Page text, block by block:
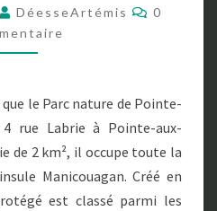
N
A
T
D
E
P
O
DéesseArtémis
C
O
A
R
S
0
le Parc nature de Pointe-
rue Labrie à Pointe-aux-
de 2 km², il occupe toute la
Manicouagan. Créé en
est classé parmi les